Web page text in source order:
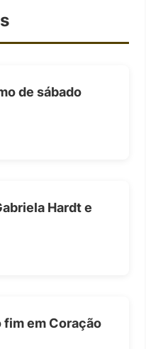
de sábado
Hardt e
fim em Coração